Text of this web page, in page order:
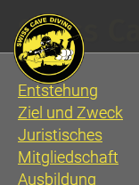
Swiss
Entstehung
Ziel und Zweck
Juristisches
Mitgliedschaft
Ausbildung